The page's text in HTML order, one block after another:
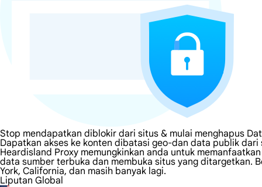
Stop mendapatkan diblokir dari situs & mulai menghapus
Dapatkan akses ke konten dibatasi geo-dan data publik dari
Heardisland Proxy memungkinkan anda untuk
data sumber terbuka dan membuka situs yang ditargetkan.
York, California, dan masih banyak lagi.
Liputan Global